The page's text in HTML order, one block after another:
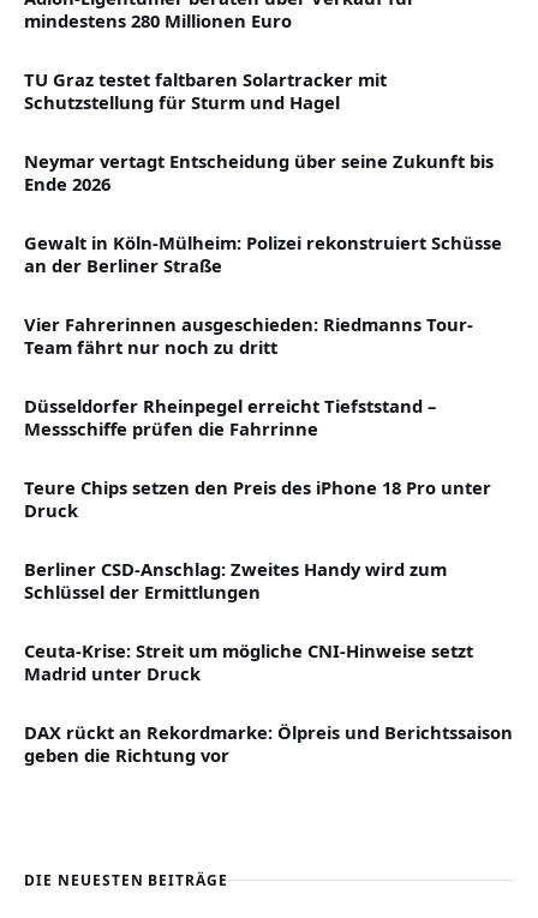
mindestens 280 Millionen Euro
TU Graz testet faltbaren Solartracker mit
Schutzstellung für Sturm und Hagel
Neymar vertagt Entscheidung über seine Zukunft bis
Ende 2026
Gewalt in Köln-Mülheim: Polizei rekonstruiert Schüsse
an der Berliner Straße
Vier Fahrerinnen ausgeschieden: Riedmanns Tour-
Team fährt nur noch zu dritt
Düsseldorfer Rheinpegel erreicht Tiefststand –
Messschiffe prüfen die Fahrrinne
Teure Chips setzen den Preis des iPhone 18 Pro unter
Druck
Berliner CSD-Anschlag: Zweites Handy wird zum
Schlüssel der Ermittlungen
Ceuta-Krise: Streit um mögliche CNI-Hinweise setzt
Madrid unter Druck
DAX rückt an Rekordmarke: Ölpreis und Berichtssaison
geben die Richtung vor
DIE NEUESTEN BEITRÄGE